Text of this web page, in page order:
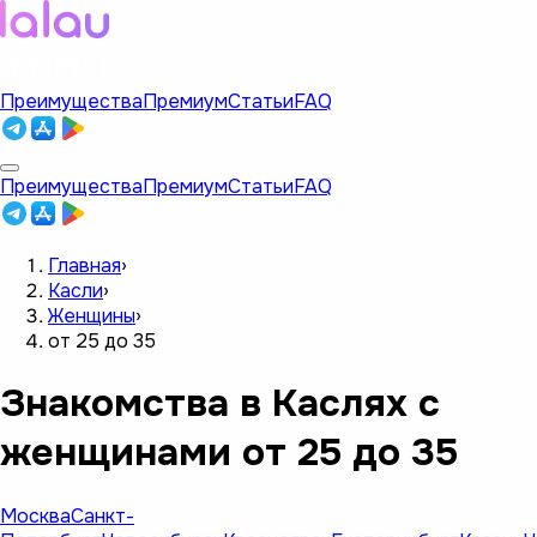
ПреимуществаПремиумСтатьиFAQ
ПреимуществаПремиумСтатьиFAQ
Главная›
Касли›
Женщины›
от 25 до 35
Знакомства в Каслях с
женщинами от 25 до 35
МоскваСанкт-